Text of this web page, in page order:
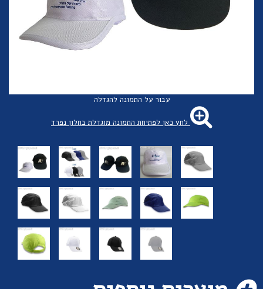
עבור על התמונה להגדלה
לחץ כאן לפתיחת התמונה מוגדלת בחלון נפרד